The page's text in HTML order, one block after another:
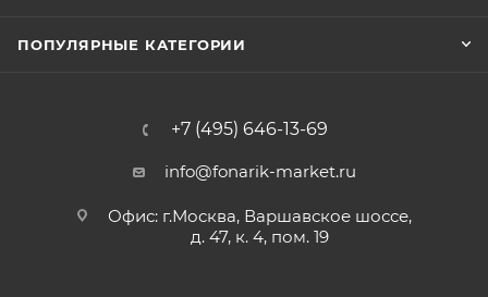
ПОПУЛЯРНЫЕ КАТЕГОРИИ
+7 (495) 646-13-69
info@fonarik-market.ru
Офис: г.Москва, Варшавское шоссе,
д. 47, к. 4, пом. 19